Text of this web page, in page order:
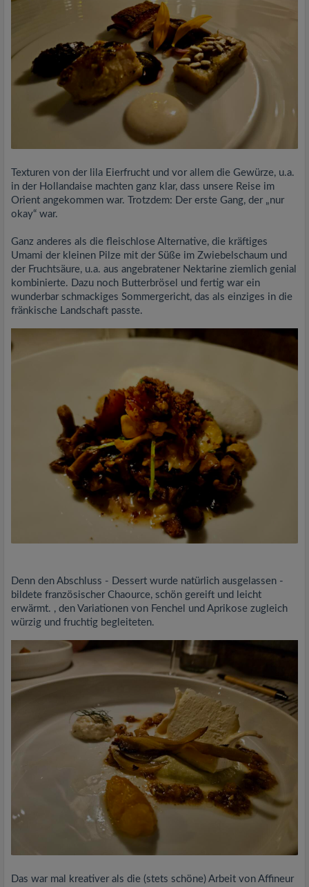
Texturen von der lila Eierfrucht und vor allem die Gewürze, u.a.
in der Hollandaise machten ganz klar, dass unsere Reise im
Orient angekommen war. Trotzdem: Der erste Gang, der „nur
okay“ war.
Ganz anderes als die fleischlose Alternative, die kräftiges
Umami der kleinen Pilze mit der Süße im Zwiebelschaum und
der Fruchtsäure, u.a. aus angebratener Nektarine ziemlich genial
kombinierte. Dazu noch Butterbrösel und fertig war ein
wunderbar schmackiges Sommergericht, das als einziges in die
fränkische Landschaft passte.
Denn den Abschluss - Dessert wurde natürlich ausgelassen -
bildete französischer Chaource, schön gereift und leicht
erwärmt. , den Variationen von Fenchel und Aprikose zugleich
würzig und fruchtig begleiteten.
Das war mal kreativer als die (stets schöne) Arbeit von Affineur